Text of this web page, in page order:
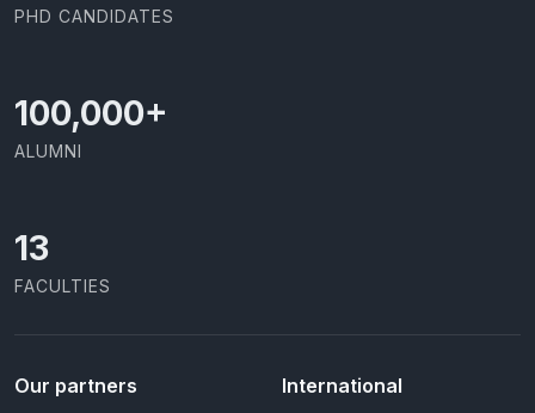
PHD CANDIDATES
100,000+
ALUMNI
13
FACULTIES
Our partners International